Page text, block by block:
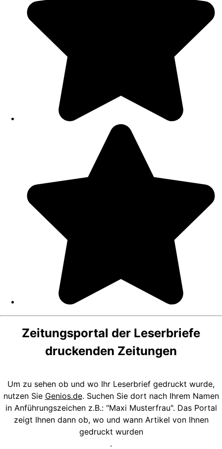
Zeitungsportal der Leserbriefe
druckenden Zeitungen
Um zu sehen ob und wo Ihr Leserbrief gedruckt wurde,
nutzen Sie Genios.de. Suchen Sie dort nach Ihrem Namen
in Anführungszeichen z.B.: "Maxi Musterfrau". Das Portal
zeigt Ihnen dann ob, wo und wann Artikel von Ihnen
gedruckt wurden
.